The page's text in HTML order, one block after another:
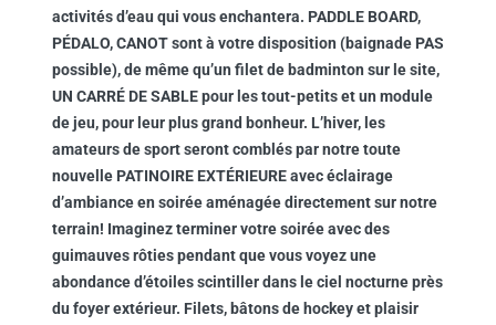
activités d’eau qui vous enchantera. PADDLE BOARD,
PÉDALO, CANOT sont à votre disposition (baignade PAS
possible), de même qu’un filet de badminton sur le site,
UN CARRÉ DE SABLE pour les tout-petits et un module
de jeu, pour leur plus grand bonheur. L’hiver, les
amateurs de sport seront comblés par notre toute
nouvelle PATINOIRE EXTÉRIEURE avec éclairage
d’ambiance en soirée aménagée directement sur notre
terrain! Imaginez terminer votre soirée avec des
guimauves rôties pendant que vous voyez une
abondance d’étoiles scintiller dans le ciel nocturne près
du foyer extérieur. Filets, bâtons de hockey et plaisir